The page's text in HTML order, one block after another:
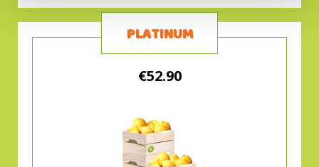
PLATINUM
€52.90